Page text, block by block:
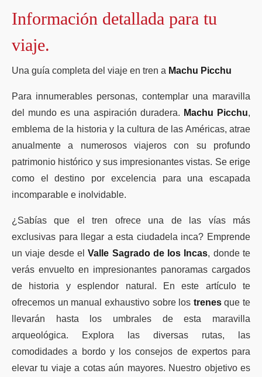
Año Nuevo 2027 Cusco y MP
Perú de Lujo
Atracciones del Camino Inca
Montañas de Machu Picchu
Mejor Época Salkantay
Tren a Machu Picchu
Clima Cusco y Machu Picchu
Sistema de Caminos Inca
RESERVAR AHORA
Información detallada para tu
viaje.
Una guía completa del viaje en tren a Machu Picchu
Para innumerables personas, contemplar una maravilla
del mundo es una aspiración duradera. Machu Picchu,
emblema de la historia y la cultura de las Américas, atrae
anualmente a numerosos viajeros con su profundo
patrimonio histórico y sus impresionantes vistas. Se erige
como el destino por excelencia para una escapada
incomparable e inolvidable.
¿Sabías que el tren ofrece una de las vías más
exclusivas para llegar a esta ciudadela inca? Emprende
un viaje desde elValle Sagrado de los Incas, donde te
verás envuelto en impresionantes panoramas cargados
de historia y esplendor natural. En este artículo te
ofrecemos un manual exhaustivo sobre los trenesque te
llevarán hasta los umbrales de esta maravilla
arqueológica. Explora las diversas rutas, las
comodidades a bordo y los consejos de expertos para
elevar tu viaje a cotas aún mayores. Nuestro objetivo es